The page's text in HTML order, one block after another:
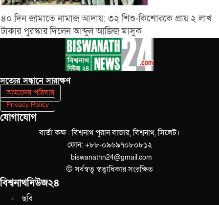
৪০ দিন জামাতে নামাজ আদায়: ৩২ শিশু-কিশোরকে প্রায় ২ লাখ
টাকার পুরস্কার দিলেন আব্দুল আজিজ মাসুক
সত‌্যের সন্ধানে সারাক্ষণ
আমাদের পরিবার
Privacy Policy
যোগাযোগ
বার্তা কক্ষ : বিশ্বনাথ পুরান বাজার, বিশ্বনাথ, সিলেট।
ফোন: +৮৮-০৯৬৯৭০৮০৮১২
biswanathn24@gmail.com
© সর্বস্বত্ব স্বত্বাধিকার সংরক্ষিত
বিশ্বনাথনিউজ২৪
ছবি